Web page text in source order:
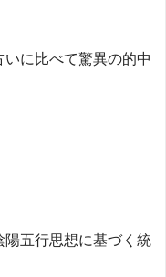
に比べて驚異の的中
陽五行思想に基づく統